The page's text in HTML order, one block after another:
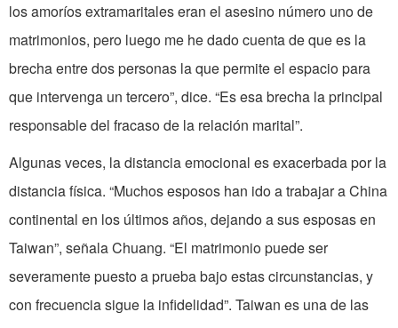
los amoríos extramaritales eran el asesino número uno de
matrimonios, pero luego me he dado cuenta de que es la
brecha entre dos personas la que permite el espacio para
que intervenga un tercero”, dice. “Es esa brecha la principal
responsable del fracaso de la relación marital”.
Algunas veces, la distancia emocional es exacerbada por la
distancia física. “Muchos esposos han ido a trabajar a China
continental en los últimos años, dejando a sus esposas en
Taiwan”, señala Chuang. “El matrimonio puede ser
severamente puesto a prueba bajo estas circunstancias, y
con frecuencia sigue la infidelidad”. Taiwan es una de las